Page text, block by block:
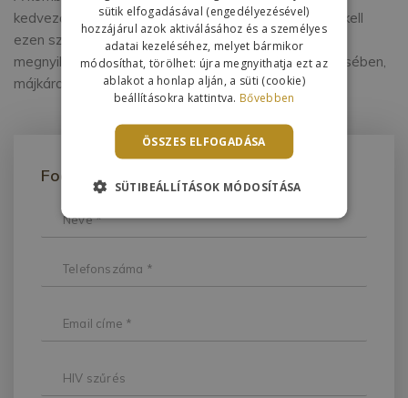
kedvezőbb kimenetel érdekében, azonban számolni kell
ezen szerek jelentős mellékhatásaival, amely
megnyilvánulhat a zsírszövet végleges átrendeződésében,
májkárosodás, bőrkiütések formájában.
Foglaljon időpontot!
sütik elfogadásával (engedélyezésével)
hozzájárul azok aktiválásához és a személyes
adatai kezeléséhez, melyet bármikor
módosíthat, törölhet: újra megnyithatja ezt az
ablakot a honlap alján, a süti (cookie)
beállításokra kattintva. Bővebben
ÖSSZES ELFOGADÁSA
SÜTIBEÁLLÍTÁSOK MÓDOSÍTÁSA